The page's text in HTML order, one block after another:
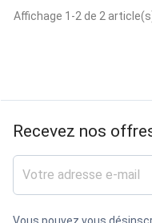
Affichage 1-2 de 2
Recevez nos
Vous pouvez vous